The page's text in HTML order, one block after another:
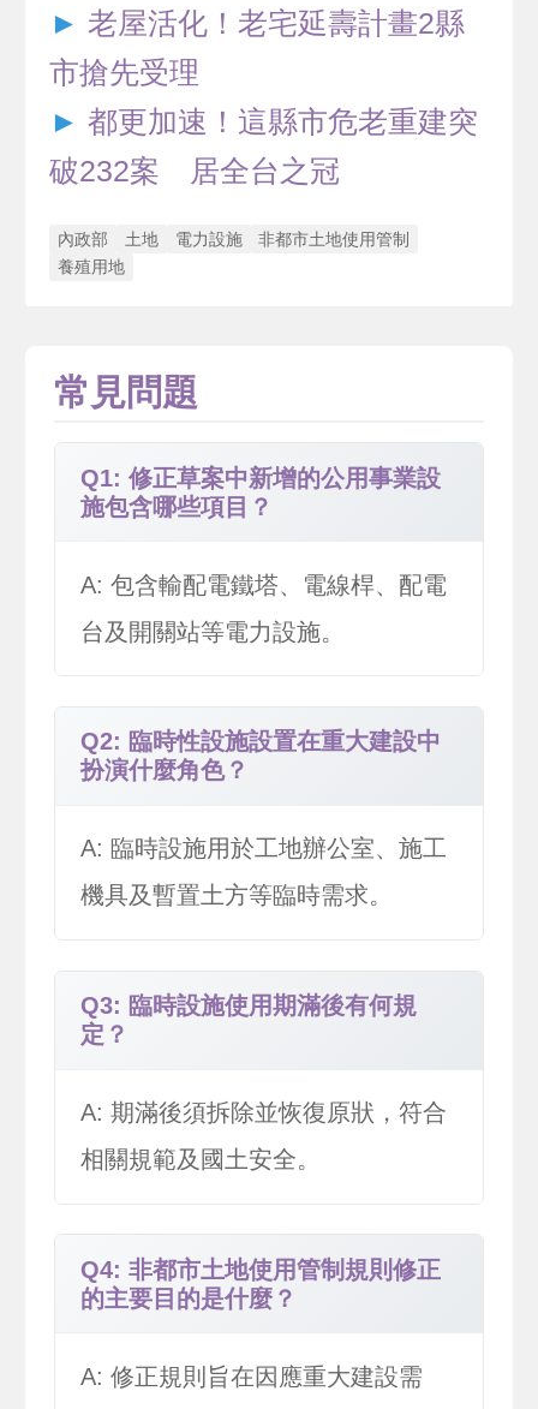
► 老屋活化！老宅延壽計畫2縣
市搶先受理
► 都更加速！這縣市危老重建突
破232案 居全台之冠
內政部 土地 電力設施
非都市土地使用管制
養殖用地
常見問題
Q1: 修正草案中新增的公用事業設
施包含哪些項目？
A: 包含輸配電鐵塔、電線桿、配電
台及開關站等電力設施。
Q2: 臨時性設施設置在重大建設中
扮演什麼角色？
A: 臨時設施用於工地辦公室、施工
機具及暫置土方等臨時需求。
Q3: 臨時設施使用期滿後有何規
定？
A: 期滿後須拆除並恢復原狀，符合
相關規範及國土安全。
Q4: 非都市土地使用管制規則修正
的主要目的是什麼？
A: 修正規則旨在因應重大建設需